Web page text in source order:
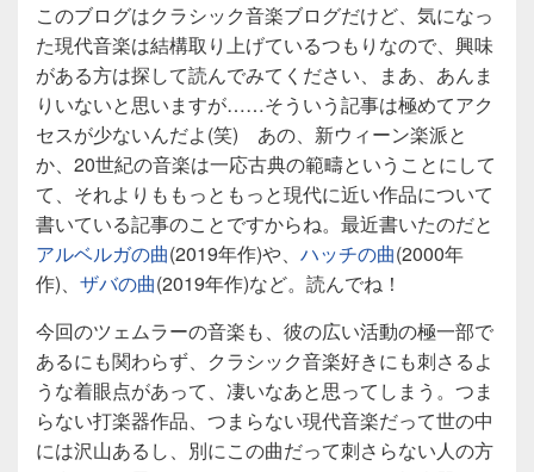
このブログはクラシック音楽ブログだけど、気になっ
た現代音楽は結構取り上げているつもりなので、興味
がある方は探して読んでみてください、まあ、あんま
りいないと思いますが……そういう記事は極めてアク
セスが少ないんだよ(笑) あの、新ウィーン楽派と
か、20世紀の音楽は一応古典の範疇ということにして
て、それよりももっともっと現代に近い作品について
書いている記事のことですからね。最近書いたのだと
アルベルガの曲(2019年作)や、 ハッチの曲(2000年
作)、 ザバの曲(2019年作)など。読んでね！
今回のツェムラーの音楽も、彼の広い活動の極一部で
あるにも関わらず、クラシック音楽好きにも刺さるよ
うな着眼点があって、凄いなあと思ってしまう。つま
らない打楽器作品、つまらない現代音楽だって世の中
には沢山あるし、別にこの曲だって刺さらない人の方